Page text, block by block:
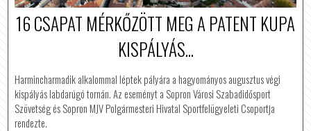
16 CSAPAT MÉRKŐZÖTT MEG A PATENT KUPA
KISPÁLYÁS...
Harmincharmadik alkalommal léptek pályára a hagyományos augusztus végi
kispályás labdarúgó tornán. Az eseményt a Sopron Városi Szabadidősport
Szövetség és Sopron MJV Polgármesteri Hivatal Sportfelügyeleti Csoportja
rendezte.